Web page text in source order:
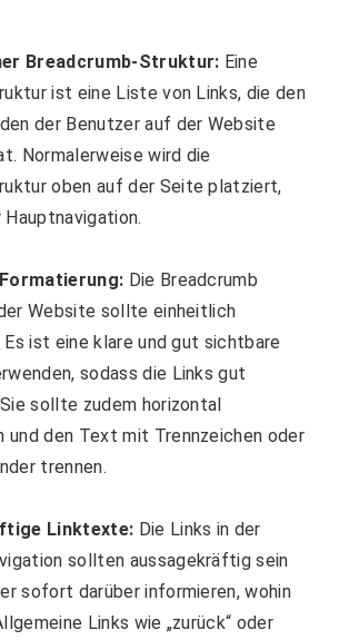
Breadcrumb-Struktur: Eine
ist eine Liste von Links, die den
der Benutzer auf der Website
Normalerweise wird die
oben auf der Seite platziert,
Die Breadcrumb
Website sollte einheitlich
ist eine klare und gut sichtbare
sodass die Links gut
sollte zudem horizontal
und den Text mit Trennzeichen oder
trennen.
Linktexte: Die Links in der
sollten aussagekräftig sein
sofort darüber informieren, wohin
Links wie „zurück“ oder